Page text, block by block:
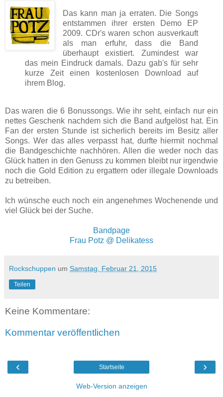
Das kann man ja erraten. Die Songs
entstammen ihrer ersten Demo EP
2009. CDr's waren schon ausverkauft
als man erfuhr, dass die Band
überhaupt existiert. Zumindest war
das mein Eindruck damals. Dazu gab's für sehr
kurze Zeit einen kostenlosen Download auf
ihrem Blog.
Das waren die 6 Bonussongs. Wie ihr seht, einfach nur ein
nettes Geschenk nachdem sich die Band aufgelöst hat. Ein
Fan der ersten Stunde ist sicherlich bereits im Besitz aller
Songs. Wer das alles verpasst hat, durfte hiermit nochmal
die Bandgeschichte nachhören. Allen die weder noch das
Glück hatten in den Genuss zu kommen bleibt nur irgendwie
noch die Gold Edition zu ergattern oder illegale Downloads
zu betreiben.
Ich wünsche euch noch ein angenehmes Wochenende und
viel Glück bei der Suche.
Bandpage
Frau Potz @ Delikatess
Rockschuppen um Samstag, Februar 21, 2015
Teilen
Keine Kommentare:
Kommentar veröffentlichen
‹ ›
Startseite
Web-Version anzeigen